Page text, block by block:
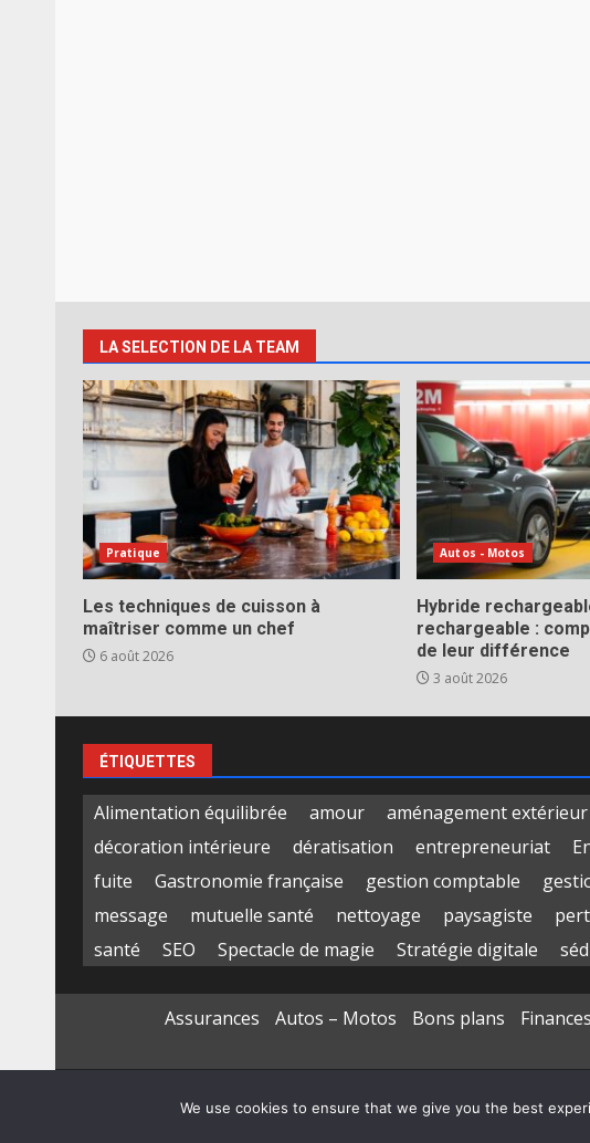
LA SELECTION DE LA TEAM
Pratique
Les techniques de cuisson à
maîtriser comme un chef
6 août 2026
Autos - Motos
Hybride
rechargeable :
de leur différence
3 août 2026
ÉTIQUETTES
Alimentation équilibrée amour aménagement extérieur
décoration intérieure
dératisation entrepreneuriat
fuite
Gastronomie française gestion comptable
message
mutuelle santé nettoyage paysagiste
santé
SEO Spectacle de magie Stratégie digitale
Assurances Autos – Motos Bons plans Finances
We use cookies to ensure that we give you the best